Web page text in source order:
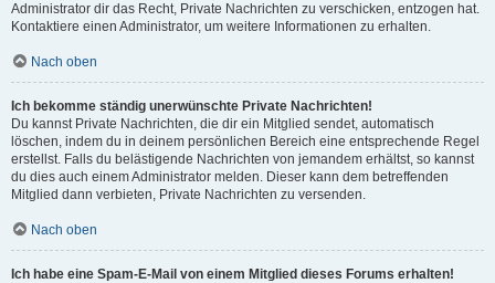
Administrator dir das Recht, Private Nachrichten zu verschicken, entzogen hat.
Kontaktiere einen Administrator, um weitere Informationen zu erhalten.
Nach oben
Ich bekomme ständig unerwünschte Private Nachrichten!
Du kannst Private Nachrichten, die dir ein Mitglied sendet, automatisch
löschen, indem du in deinem persönlichen Bereich eine entsprechende Regel
erstellst. Falls du belästigende Nachrichten von jemandem erhältst, so kannst
du dies auch einem Administrator melden. Dieser kann dem betreffenden
Mitglied dann verbieten, Private Nachrichten zu versenden.
Nach oben
Ich habe eine Spam-E-Mail von einem Mitglied dieses Forums erhalten!